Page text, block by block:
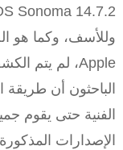
وللأسف، وكما هو
Apple، لم يتم الكشف عن تفاصيل التحديثات. و
الباحثون أن
الإصدارات